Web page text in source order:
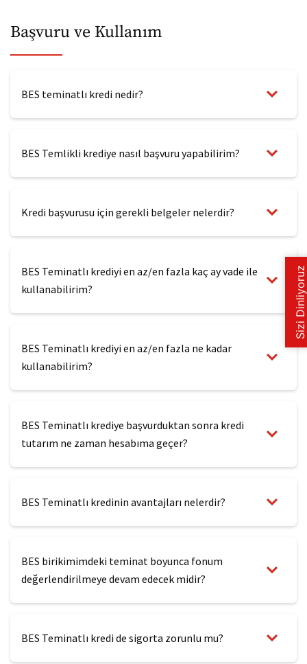
Başvuru ve Kullanım
BES teminatlı kredi nedir?
BES Temlikli krediye nasıl başvuru yapabilirim?
Kredi başvurusu için gerekli belgeler nelerdir?
BES Teminatlı krediyi en az/en fazla kaç ay vade ile
kullanabilirim?
BES Teminatlı krediyi en az/en fazla ne kadar
kullanabilirim?
BES Teminatlı krediye başvurduktan sonra kredi
tutarım ne zaman hesabıma geçer?
BES Teminatlı kredinin avantajları nelerdir?
BES birikimimdeki teminat boyunca fonum
değerlendirilmeye devam edecek midir?
BES Teminatlı kredi de sigorta zorunlu mu?